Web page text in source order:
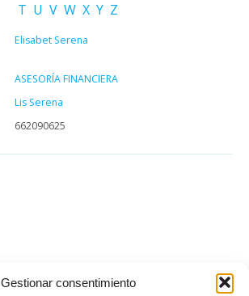
Gestionar consentimiento
T U V W X Y Z
Elisabet Serena
ASESORÍA FINANCIERA
Lis Serena
662090625